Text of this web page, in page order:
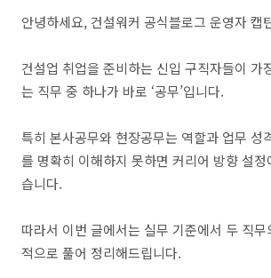
안녕하세요, 건설워커 공식블로그 운영자 캡
건설업 취업을 준비하는 신입 구직자들이 가
는 직무 중 하나가 바로 ‘공무’입니다.
특히 본사공무와 현장공무는 역할과 업무 성
를 명확히 이해하지 못하면 커리어 방향 설정
습니다.
따라서 이번 글에서는 실무 기준에서 두 직
적으로 풀어 정리해드립니다.